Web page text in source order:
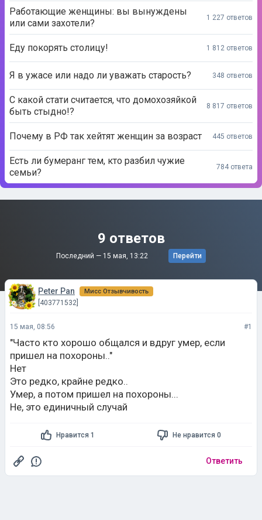
Работающие женщины: вы вынуждены
или сами захотели?
1 227 ответов
Еду покорять столицу! 1 812 ответов
Я в ужасе или надо ли уважать старость? 348 ответов
С какой стати считается, что домохозяйкой
быть стыдно!?
8 817 ответов
Почему в РФ так хейтят женщин за возраст 445 ответов
Есть ли бумеранг тем, кто разбил чужие
семьи?
784 ответа
9 ответов
Последний — 15 мая, 13:22 Перейти
Peter Pan Мисс Отзывчивость
[403771532]
15 мая, 08:56 #1
"Часто кто хорошо общался и вдруг умер, если
пришел на похороны.."
Нет
Это редко, крайне редко..
Умер, а потом пришел на похороны...
Не, это единичный случай
Нравится 1 Не нравится 0
Ответить